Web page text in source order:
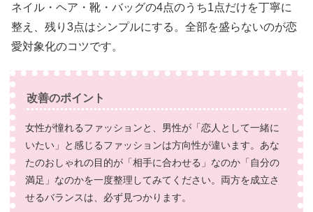
ネイル・ヘア・靴・バッグの4点のうち1点だけを丁寧に
整え、残り3点はシンプルにする。全部を盛らないのが恋
愛対象化のコツです。
改善のポイント
女性が憧れるファッションと、男性が「恋人として一緒に
いたい」と感じるファッションは方向性が違います。あな
たのおしゃれの目的が「相手に合わせる」なのか「自分の
満足」なのかを一度整理してみてください。両方を成立さ
せるバランスは、必ず見つかります。